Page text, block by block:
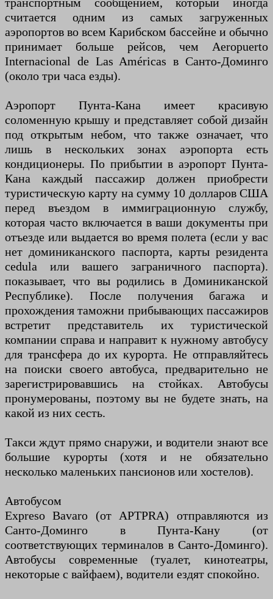
считается одним из самых загруженных
аэропортов во всем Карибском бассейне и обычно
принимает больше рейсов, чем Aeropuerto
Internacional de Las Américas в Санто-Доминго
(около три часа езды).
Аэропорт Пунта-Кана имеет красивую
соломенную крышу и представляет собой дизайн
под открытым небом, что также означает, что
лишь в нескольких зонах аэропорта есть
кондиционеры. По прибытии в аэропорт Пунта-
Кана каждый пассажир должен приобрести
туристическую карту на сумму 10 долларов США
перед въездом в иммиграционную службу,
которая часто включается в ваши документы при
отъезде или выдается во время полета (если у вас
нет доминиканского паспорта, карты резидента
cedula или вашего заграничного паспорта).
показывает, что вы родились в Доминиканской
Республике). После получения багажа и
прохождения таможни прибывающих пассажиров
встретит представитель их туристической
компании справа и направит к нужному автобусу
для трансфера до их курорта. Не отправляйтесь
на поиски своего автобуса, предварительно не
зарегистрировавшись на стойках. Автобусы
пронумерованы, поэтому вы не будете знать, на
какой из них сесть.
Такси ждут прямо снаружи, и водители знают все
большие курорты (хотя и не обязательно
несколько маленьких пансионов или хостелов).
Автобусом
Expreso Bavaro (от APTPRA) отправляются из
Санто-Доминго в Пунта-Кану (от
соответствующих терминалов в Санто-Доминго).
Автобусы современные (туалет, кинотеатры,
некоторые с вайфаем), водители ездят спокойно.